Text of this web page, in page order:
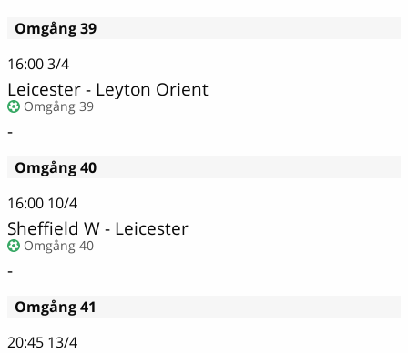
Omgång 39
16:003/4
Leicester - Leyton Orient
Omgång 39
-
Omgång 40
16:00 10/4
Sheffield W - Leicester
Omgång 40
-
Omgång 41
20:45 13/4